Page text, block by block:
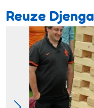
Reuze Djenga